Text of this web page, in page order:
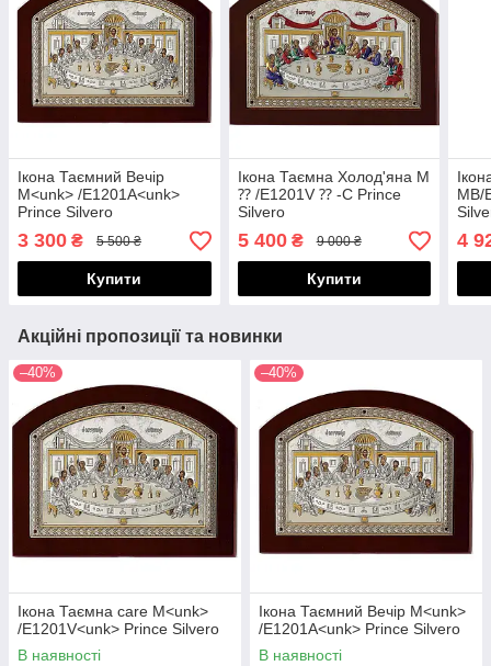
Ікона Таємний Вечір
M<unk> /E1201A<unk>
Prince Silvero
3 300 ₴ 5 500 ₴
Купити
Ікона Таємна Холод'яна M
⁇ /E1201V ⁇ -C Prince
Silvero
5 400₴ 9 000 ₴
Купити
MB/
4
Акційні пропозиції та новинки
–40%
Ікона Таємна care M<unk>
/E1201V<unk> Prince Silvero
В наявності
–40%
Ікона Таємний Вечір M<unk>
/E1201A<unk> Prince Silvero
В наявності